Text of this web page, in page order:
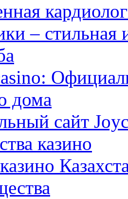
– стильная
дома
сайт
казино